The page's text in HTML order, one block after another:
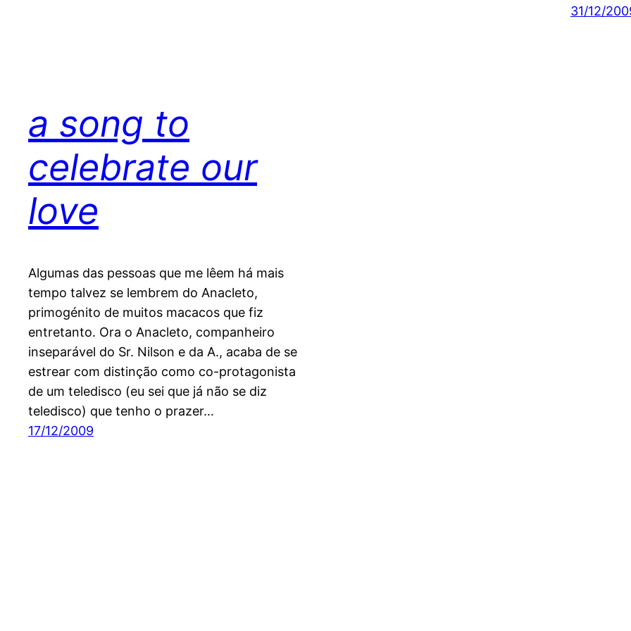
31/12/
a song to
celebrate our
love
Algumas das pessoas que me lêem há mais
tempo talvez se lembrem do Anacleto,
primogénito de muitos macacos que fiz
entretanto. Ora o Anacleto, companheiro
inseparável do Sr. Nilson e da A., acaba de se
estrear com distinção como co-protagonista
de um teledisco (eu sei que já não se diz
teledisco) que tenho o prazer…
17/12/2009